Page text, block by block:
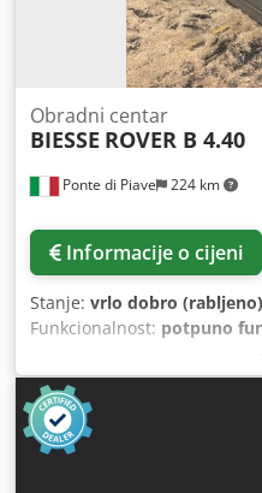
Ponte di Piave 224 km
Obradni centar
BIESSE ROVER B 4.40
Informacije o cijeni
Stanje: vrlo dobro (rabljeno)
Funkcionalnost: potpuno
3640 mm Radni prostor Y:
180 mm Električni
priključak ISO30 Broj svrdli
svrdli za horizontalno
horizontalno bušenje Y: 4